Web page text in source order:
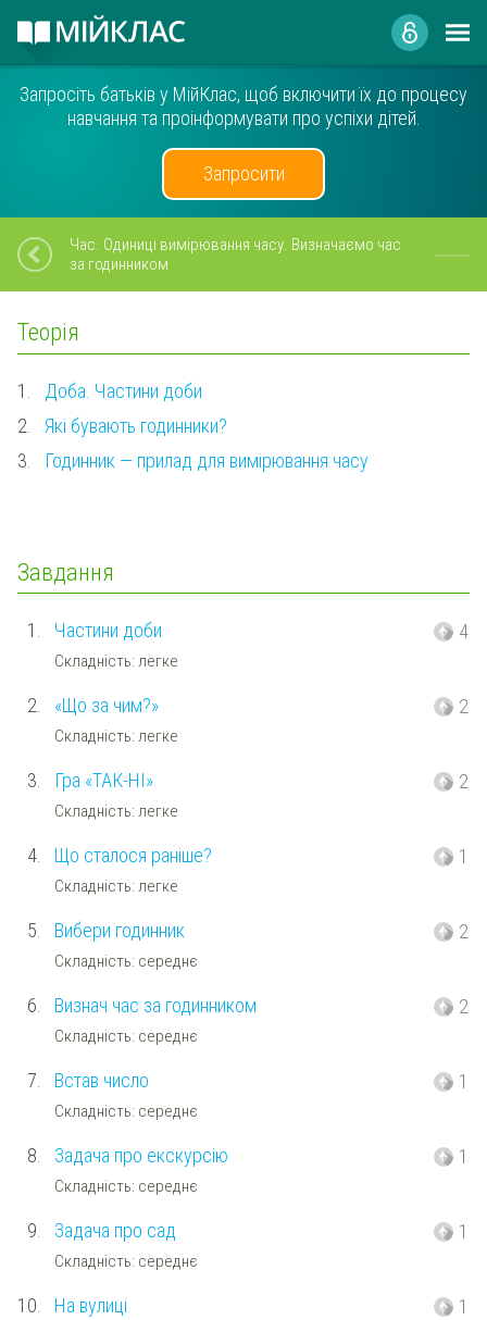
Запросіть батьків у МійКлас, щоб включити їх до процесу
навчання та проінформувати про успіхи дітей.
Запросити
Час. Одиниці вимірювання часу. Визначаємо час
за годинником
Теорія
1.
Доба. Частини доби
2.
Які бувають годинники?
3.
Годинник — прилад для вимірювання часу
Завдання
1. Частини доби
Складність: легке
4
2. «Що за чим?»
Складність: легке
2
3. Гра «ТАК-НІ»
Складність: легке
2
4. Що сталося раніше?
Складність: легке
1
5. Вибери годинник
Складність: середнє
2
6. Визнач час за годинником
Складність: середнє
2
7. Встав число
Складність: середнє
1
8. Задача про екскурсію
Складність: середнє
1
9. Задача про сад
Складність: середнє
1
10. На вулиці 1